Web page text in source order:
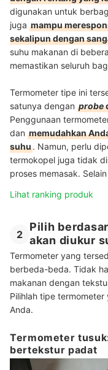
digunakan untuk
juga mampu
sekalipun dengan
suhu makanan di
memastikan seluruh
Termometer tipe ini
satunya dengan probe
Penggunaan
dan memudahkan
suhu. Namun, perlu
termokopel juga tidak
proses memasak.
Lihat ranking produk
2
Pilih
akan diukur
Termometer yang
berbeda-beda. Tidak
makanan dengan
Pilihlah tipe
Anda.
Termometer
bertekstur padat